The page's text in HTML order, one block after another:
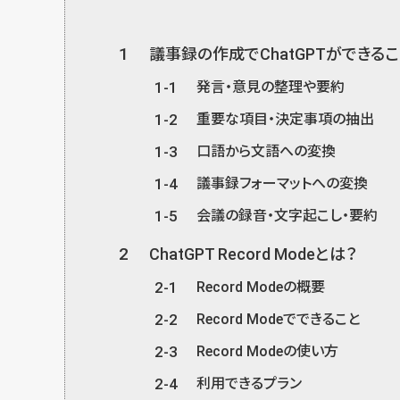
1 議事録の作成でChatGPTができる
1-1 発言・意見の整理や要約
1-2 重要な項目・決定事項の抽出
1-3 口語から文語への変換
1-4 議事録フォーマットへの変換
1-5 会議の録音・文字起こし・要約
2 ChatGPT Record Modeとは？
2-1 Record Modeの概要
2-2 Record Modeでできること
2-3 Record Modeの使い方
2-4 利用できるプラン